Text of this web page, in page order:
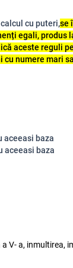
cu puteri,se
egali, produs
aceste reguli
numere mari
aceeasi baza
aceeasi baza
V- a, inmultirea,